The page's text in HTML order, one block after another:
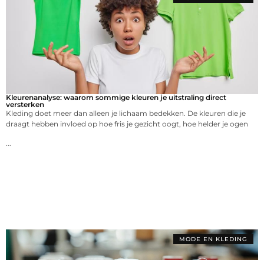
Kleurenanalyse: waarom sommige kleuren je uitstraling direct
versterken
Kleding doet meer dan alleen je lichaam bedekken. De kleuren die je
draagt hebben invloed op hoe fris je gezicht oogt, hoe helder je ogen
MODE EN KLEDING